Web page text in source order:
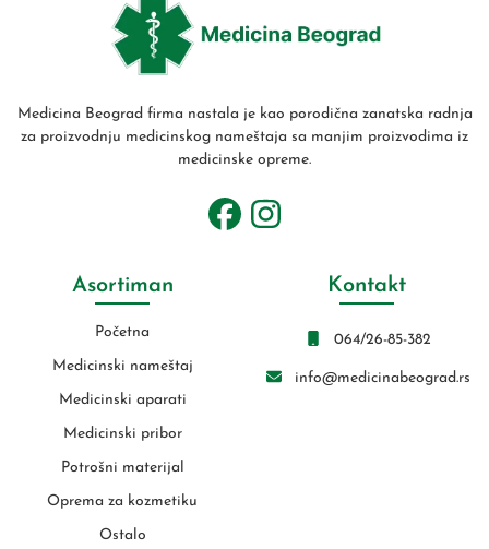
Medicina Beograd firma nastala je kao porodična zanatska radnja
za proizvodnju medicinskog nameštaja sa manjim proizvodima iz
medicinske opreme.
Asortiman
Početna
Medicinski nameštaj
Medicinski aparati
Medicinski pribor
Potrošni materijal
Oprema za kozmetiku
Ostalo
Kontakt
064/26-85-382
info@medicinabeograd.rs